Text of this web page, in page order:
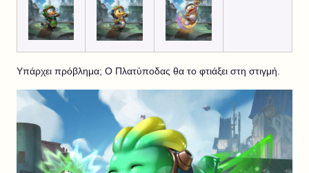
Υπάρχει πρόβλημα; Ο Πλατύποδας θα το φτιάξει στη στιγμή.